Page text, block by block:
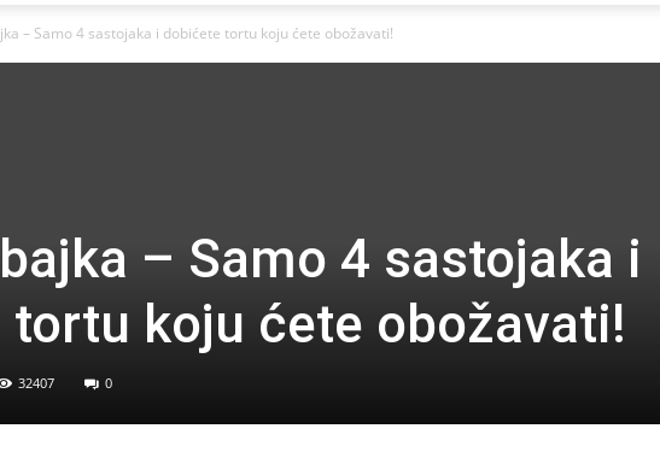
– Samo 4 sastojaka i dobićete tortu koju ćete obožavati!
– Samo 4 sastojaka i
koju ćete obožavati!
32407 0